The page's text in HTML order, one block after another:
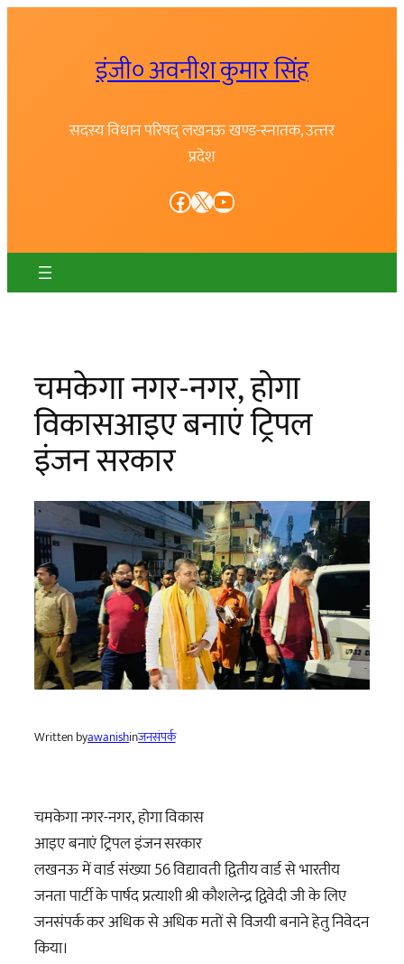
इंजी० अवनीश कुमार सिंह
सदस्य विधान परिषद् लखनऊ खण्ड-स्नातक, उत्त्तर
प्रदेश
Facebook X YouTube
चमकेगा नगर-नगर, होगा
विकासआइए बनाएं ट्रिपल
इंजन सरकार
Written byawanishinजनसंपर्क
चमकेगा नगर-नगर, होगा विकास
आइए बनाएं ट्रिपल इंजन सरकार
लखनऊ में वार्ड संख्या 56 विद्यावती द्वितीय वार्ड से भारतीय
जनता पार्टी के पार्षद प्रत्याशी श्री कौशलेन्द्र द्विवेदी जी के लिए
जनसंपर्क कर अधिक से अधिक मतों से विजयी बनाने हेतु निवेदन
किया।